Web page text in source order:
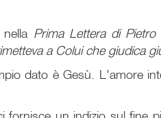
Prima Lettera di Pietro
a Colui che giudica
dato è Gesù. L'amore